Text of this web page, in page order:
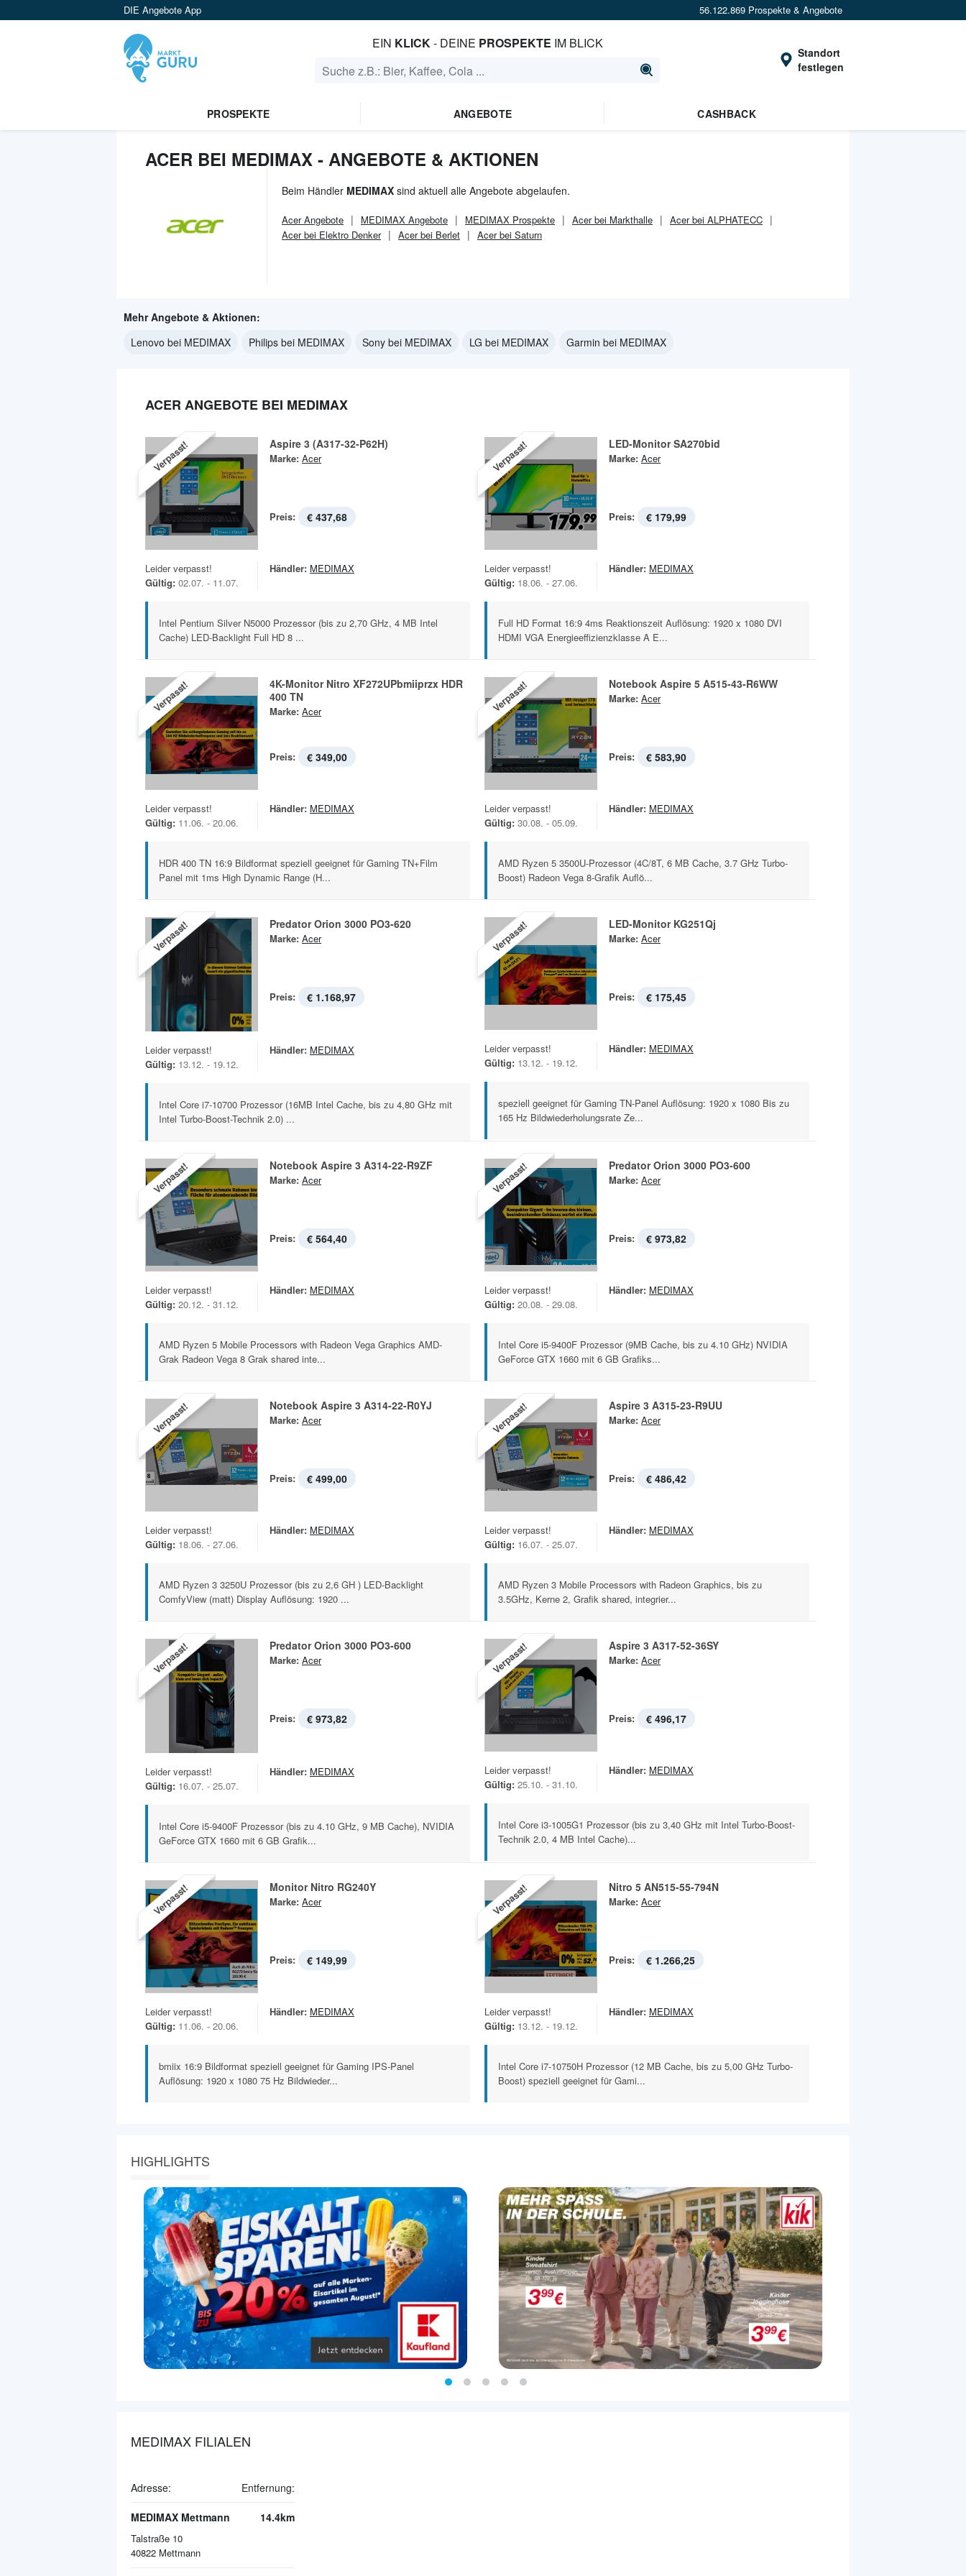
DIE Angebote App 56.122.869 Prospekte & Angebote
EIN KLICK- DEINE PROSPEKTE IM BLICK
Standort
festlegen
PROSPEKTE ANGEBOTE CASHBACK
ACER BEI MEDIMAX - ANGEBOTE & AKTIONEN
Beim Händler MEDIMAX sind aktuell alle Angebote abgelaufen.
AcerAngebote MEDIMAX Angebote MEDIMAX Prospekte Acer bei Markthalle
Acer bei ALPHATECC
Acer bei Elektro Denker
Acer bei Berlet Acer bei Saturn
Mehr Angebote & Aktionen:
Lenovo bei MEDIMAX
Philips bei MEDIMAX Sony bei MEDIMAX LG bei MEDIMAX Garmin bei MEDIMAX
ACER ANGEBOTE BEI MEDIMAX
Verpasst! Aspire 3 (A317-32-P62H)
Marke: Acer
Preis: € 437,68
Leider verpasst!
Gültig: 02.07. - 11.07.
Händler: MEDIMAX
Intel Pentium Silver N5000 Prozessor (bis zu 2,70 GHz, 4 MB Intel
Cache) LED-Backlight Full HD 8 ...
Verpasst! LED-Monitor SA270bid
Marke: Acer
Preis: € 179,99
Leider verpasst!
Gültig: 18.06. - 27.06.
Händler: MEDIMAX
Full HD Format 16:9 4ms Reaktionszeit Auflösung: 1920 x 1080 DVI
HDMI VGA Energieeffizienzklasse A E...
Verpasst!
4K-Monitor Nitro XF272UPbmiiprzx HDR
400 TN
Marke: Acer
Preis: € 349,00
Leider verpasst!
Gültig: 11.06. - 20.06.
Händler: MEDIMAX
HDR 400 TN 16:9 Bildformat speziell geeignet für Gaming TN+Film
Panel mit 1ms High Dynamic Range (H...
Verpasst! Notebook Aspire 5 A515-43-R6WW
Marke: Acer
Preis: € 583,90
Leider verpasst!
Gültig: 30.08. - 05.09.
Händler: MEDIMAX
AMD Ryzen 5 3500U-Prozessor (4C/8T, 6 MB Cache, 3.7 GHz Turbo-
Boost) Radeon Vega 8-Grafik Auflö...
Verpasst! Predator Orion 3000 PO3-620
Marke: Acer
Preis: € 1.168,97
Leider verpasst!
Gültig: 13.12. - 19.12.
Händler: MEDIMAX
Intel Core i7-10700 Prozessor (16MB Intel Cache, bis zu 4,80 GHz mit
Intel Turbo-Boost-Technik 2.0) ...
Verpasst! LED-Monitor KG251Qj
Marke: Acer
Preis: € 175,45
Leider verpasst!
Gültig: 13.12. - 19.12.
Händler: MEDIMAX
speziell geeignet für Gaming TN-Panel Auflösung: 1920 x 1080 Bis zu
165 Hz Bildwiederholungsrate Ze...
Verpasst! Notebook Aspire 3 A314-22-R9ZF
Marke: Acer
Preis: € 564,40
Leider verpasst!
Gültig: 20.12. - 31.12.
Händler: MEDIMAX
AMD Ryzen 5 Mobile Processors with Radeon Vega Graphics AMD-
Grak Radeon Vega 8 Grak shared inte...
Verpasst! Predator Orion 3000 PO3-600
Marke: Acer
Preis: € 973,82
Leider verpasst!
Gültig: 20.08. - 29.08.
Händler: MEDIMAX
Intel Core i5-9400F Prozessor (9MB Cache, bis zu 4.10 GHz) NVIDIA
GeForce GTX 1660 mit 6 GB Grafiks...
Verpasst! Notebook Aspire 3 A314-22-R0YJ
Marke: Acer
Preis: € 499,00
Leider verpasst!
Gültig: 18.06. - 27.06.
Händler: MEDIMAX
AMD Ryzen 3 3250U Prozessor (bis zu 2,6 GH ) LED-Backlight
ComfyView (matt) Display Auflösung: 1920 ...
Verpasst! Aspire 3 A315-23-R9UU
Marke: Acer
Preis: € 486,42
Leider verpasst!
Gültig: 16.07. - 25.07.
Händler: MEDIMAX
AMD Ryzen 3 Mobile Processors with Radeon Graphics, bis zu
3.5GHz, Kerne 2, Grafik shared, integrier...
Verpasst! Predator Orion 3000 PO3-600
Marke: Acer
Preis: € 973,82
Leider verpasst!
Gültig: 16.07. - 25.07.
Händler: MEDIMAX
Intel Core i5-9400F Prozessor (bis zu 4.10 GHz, 9 MB Cache), NVIDIA
GeForce GTX 1660 mit 6 GB Grafik...
Verpasst! Aspire 3 A317-52-36SY
Marke: Acer
Preis: € 496,17
Leider verpasst!
Gültig: 25.10. - 31.10.
Händler: MEDIMAX
Intel Core i3-1005G1 Prozessor (bis zu 3,40 GHz mit Intel Turbo-Boost-
Technik 2.0, 4 MB Intel Cache)...
Verpasst! Monitor Nitro RG240Y
Marke: Acer
Preis: € 149,99
Leider verpasst!
Gültig: 11.06. - 20.06.
Händler: MEDIMAX
bmiix 16:9 Bildformat speziell geeignet für Gaming IPS-Panel
Auflösung: 1920 x 1080 75 Hz Bildwieder...
Verpasst! Nitro 5 AN515-55-794N
Marke: Acer
Preis: € 1.266,25
Leider verpasst!
Gültig: 13.12. - 19.12.
Händler: MEDIMAX
Intel Core i7-10750H Prozessor (12 MB Cache, bis zu 5,00 GHz Turbo-
Boost) speziell geeignet für Gami...
HIGHLIGHTS
MEDIMAX FILIALEN
Adresse: Entfernung:
MEDIMAX Mettmann
Talstraße 10
40822 Mettmann
14.4km